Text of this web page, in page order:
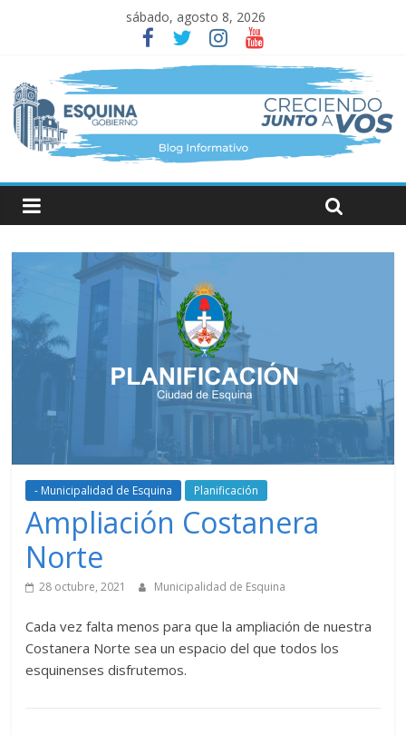
sábado, agosto 8, 2026
- Municipalidad de Esquina Planificación
Ampliación Costanera
Norte
28 octubre, 2021 Municipalidad de Esquina
Cada vez falta menos para que la ampliación de nuestra
Costanera Norte sea un espacio del que todos los
esquinenses disfrutemos.